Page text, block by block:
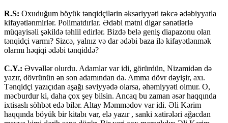
R.S: Oxuduğum böyük tənqidçilərin əksəriyyəti təkcə ədəbiyyatla
kifayətlənmirlər. Polimatdırlar. Ədəbi mətni digər sənətlərlə
müqayisəli şəkildə təhlil edirlər. Bizdə belə geniş diapazonu olan
tənqidçi varmı? Sizcə, yalnız və dar ədəbi baza ilə kifayətlənmək
olarmı həqiqi ədəbi tənqiddə?
C.Y.: Əvvəllər olurdu. Adamlar var idi, görürdün, Nizamidən də
yazır, dövrünün ən son adamından da. Amma dövr dəyişir, axı.
Tənqidçi yazıçıdan aşağı səviyyədə olarsa, əhəmiyyəti olmur. O,
məcburdur ki, daha çox şey bilsin. Ancaq bu zaman əsər haqqında
ixtisaslı söhbət edə bilər. Altay Məmmədov var idi. Əli Kərim
haqqında böyük bir kitabı var, elə yazır , sanki xatirələri ağacdan